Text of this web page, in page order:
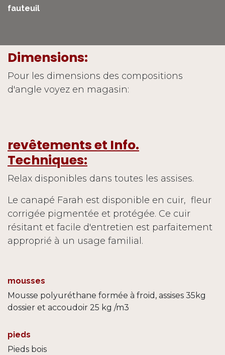
fauteuil
Dimensions:
Pour les dimensions des compositions
d'angle voyez en magasin:
revêtements et Info.
Techniques:
Relax disponibles dans toutes les assises.
Le canapé Farah est disponible en cuir, fleur
corrigée pigmentée et protégée. Ce cuir
résitant et facile d'entretien est parfaitement
approprié à un usage familial.
mousses
Mousse polyuréthane formée à froid, assises 35kg
dossier et accoudoir 25 kg /m3
pieds
Pieds bois